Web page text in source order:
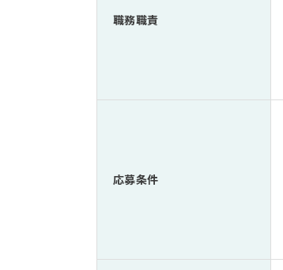
職務職責
応募条件